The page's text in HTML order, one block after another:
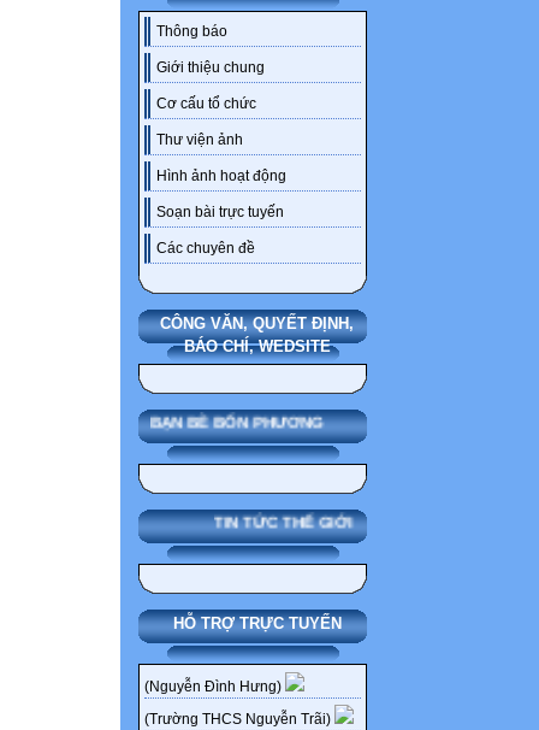
Thông báo
Giới thiệu chung
Cơ cấu tổ chức
Thư viện ảnh
Hình ảnh hoạt động
Soạn bài trực tuyến
Các chuyên đề
CÔNG VĂN, QUYẾT ĐỊNH,
BÁO CHÍ, WEDSITE
BẠN BÈ BỐN PHƯƠNG
TIN TỨC THẾ GIỚI
HỖ TRỢ TRỰC TUYẾN
(Nguyễn Đình Hưng)
(Trường THCS Nguyễn Trãi)